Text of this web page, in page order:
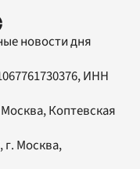
новости дня
ИНН
Коптевская
, г. Москва,